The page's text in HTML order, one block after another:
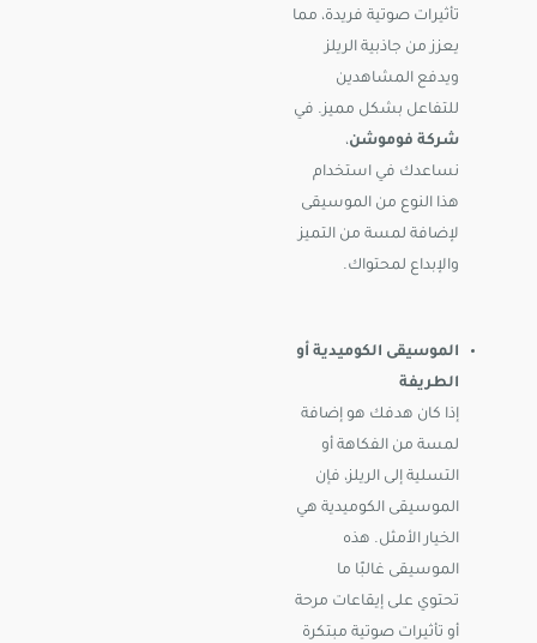
تأثيرات صوتية فريدة، مما
يعزز من جاذبية الريلز
ويدفع المشاهدين
للتفاعل بشكل مميز. في
شركة فوموشن،
نساعدك في استخدام
هذا النوع من الموسيقى
لإضافة لمسة من التميز
والإبداع لمحتواك.
الموسيقى الكوميدية أو
الطريفة
إذا كان هدفك هو إضافة
لمسة من الفكاهة أو
التسلية إلى الريلز، فإن
الموسيقى الكوميدية هي
الخيار الأمثل. هذه
الموسيقى غالبًا ما
تحتوي على إيقاعات مرحة
أو تأثيرات صوتية مبتكرة